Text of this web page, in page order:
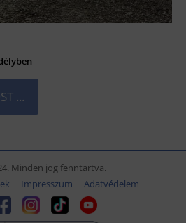
...
Minden jog fenntartva.
Impresszum
Adatvédelem